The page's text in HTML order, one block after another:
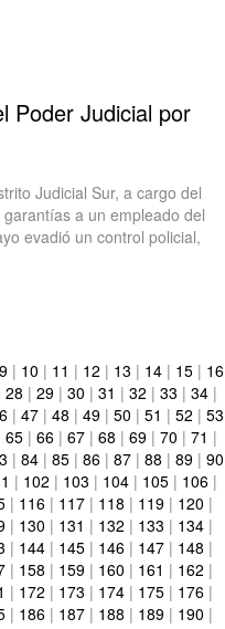
Poder Judicial por
Judicial Sur, a cargo del
a un empleado del
evadió un control policial,
9| 10 | 11 | 12 | 13 | 14| 15| 16
28 | 29| 30 | 31 | 32 | 33 | 34|
| 47| 48 | 49| 50 | 51 | 52 | 53
65| 66| 67| 68 | 69| 70 | 71 |
| 84| 85| 86| 87| 88 | 89| 90
| 102 | 103 | 104| 105| 106|
| 116| 117| 118 | 119| 120 |
| 130 | 131 | 132 | 133 | 134|
| 144| 145| 146| 147| 148 |
| 158 | 159| 160 | 161 | 162 |
| 172 | 173 | 174| 175| 176|
| 186| 187| 188 | 189| 190 |